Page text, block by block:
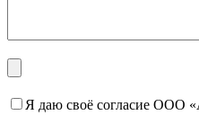
Я даю своё согласие ООО